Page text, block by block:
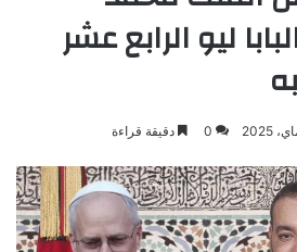
ليو الرابع عشر
0 دقيقة قراءة